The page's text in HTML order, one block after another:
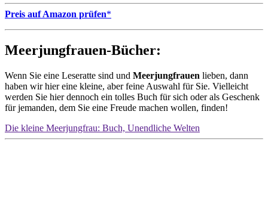
Preis auf Amazon prüfen*
Meerjungfrauen-Bücher:
Wenn Sie eine Leseratte sind und Meerjungfrauen lieben, dann
haben wir hier eine kleine, aber feine Auswahl für Sie. Vielleicht
werden Sie hier dennoch ein tolles Buch für sich oder als Geschenk
für jemanden, dem Sie eine Freude machen wollen, finden!
Die kleine Meerjungfrau: Buch, Unendliche Welten